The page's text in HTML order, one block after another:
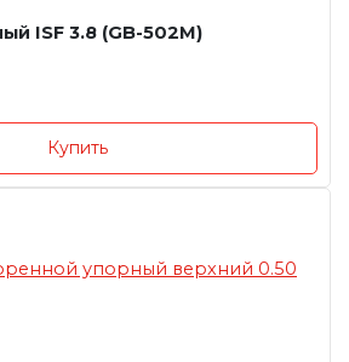
ISF 3.8 (GB-502M)
Купить